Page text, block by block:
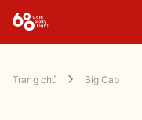
Trang chủ Big Cap